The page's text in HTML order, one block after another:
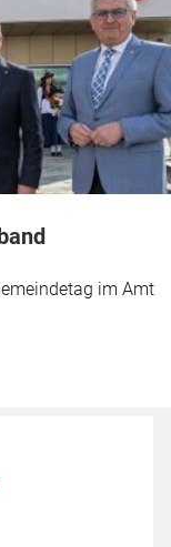
im Amt